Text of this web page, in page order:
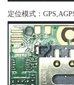
定位模式：